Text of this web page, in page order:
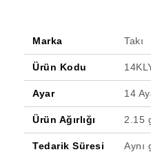
Marka Takı
Ürün Kodu
Ayar 14
Ürün Ağırlığı 2.15
Tedarik Süresi Aynı